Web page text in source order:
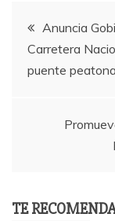
PostAnuncia
Carretera
puente
TE